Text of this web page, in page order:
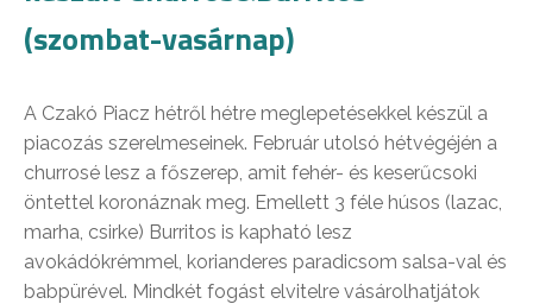
(szombat-vasárnap)
A Czakó Piacz hétről hétre meglepetésekkel készül a
piacozás szerelmeseinek. Február utolsó hétvégéjén a
churrosé lesz a főszerep, amit fehér- és keserűcsoki
öntettel koronáznak meg. Emellett 3 féle húsos (lazac,
marha, csirke) Burritos is kapható lesz
avokádókrémmel, korianderes paradicsom salsa-val és
babpürével. Mindkét fogást elvitelre vásárolhatjátok